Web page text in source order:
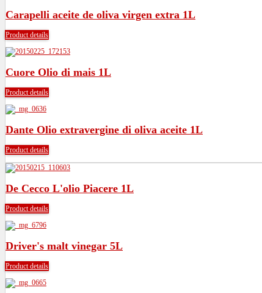
Carapelli aceite de oliva virgen extra 1L
Product details
Cuore Olio di mais 1L
Product details
Dante Olio extravergine di oliva aceite 1L
Product details
De Cecco L'olio Piacere 1L
Product details
Driver's malt vinegar 5L
Product details